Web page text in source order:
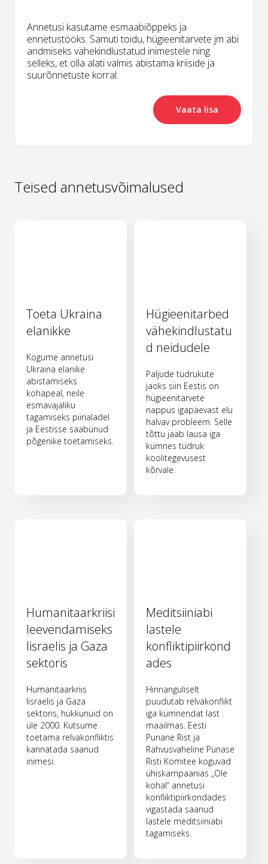
Annetusi kasutame esmaabiõppeks ja
ennetustööks. Samuti toidu, hügieenitarvete jm abi
andmiseks vähekindlustatud inimestele ning
selleks, et olla alati valmis abistama kriiside ja
suurõnnetuste korral.
Vaata lisa
Teised annetusvõimalused
Toeta Ukraina
elanikke
Kogume annetusi
Ukraina elanike
abistamiseks
kohapeal, neile
esmavajaliku
tagamiseks piirialadel
ja Eestisse saabunud
põgenike toetamiseks.
Hügieenitarbed
vähekindlustatu
d neidudele
Paljude tüdrukute
jaoks siin Eestis on
hügieenitarvete
nappus igapäevast elu
halvav probleem. Selle
tõttu jääb lausa iga
kümnes tüdruk
koolitegevusest
kõrvale.
Humanitaarkriisi
leevendamiseks
Iisraelis ja Gaza
sektoris
Humanitaarkriis
Iisraelis ja Gaza
sektoris, hukkunuid on
üle 2000. Kutsume
toetama relvakonfliktis
kannatada saanud
inimesi.
Meditsiiniabi
lastele
konfliktipiirkond
ades
Hinnanguliselt
puudutab relvakonflikt
iga kümnendat last
maailmas. Eesti
Punane Rist ja
Rahvusvaheline Punase
Risti Komitee koguvad
ühiskampaanias „Ole
kohal“ annetusi
konfliktipiirkondades
vigastada saanud
lastele meditsiiniabi
tagamiseks.